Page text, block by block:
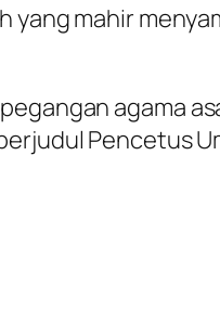
yang mahir
agama
Pencetus